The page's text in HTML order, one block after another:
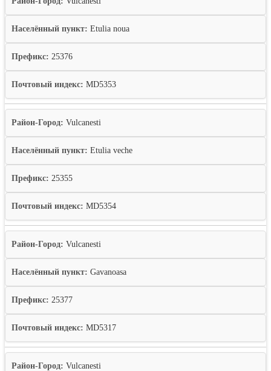
Населённый пункт: Etulia noua
Префикс: 25376
Почтовый индекс: MD5353
Район-Город: Vulcanesti
Населённый пункт: Etulia veche
Префикс: 25355
Почтовый индекс: MD5354
Район-Город: Vulcanesti
Населённый пункт: Gavanoasa
Префикс: 25377
Почтовый индекс: MD5317
Район-Город: Vulcanesti